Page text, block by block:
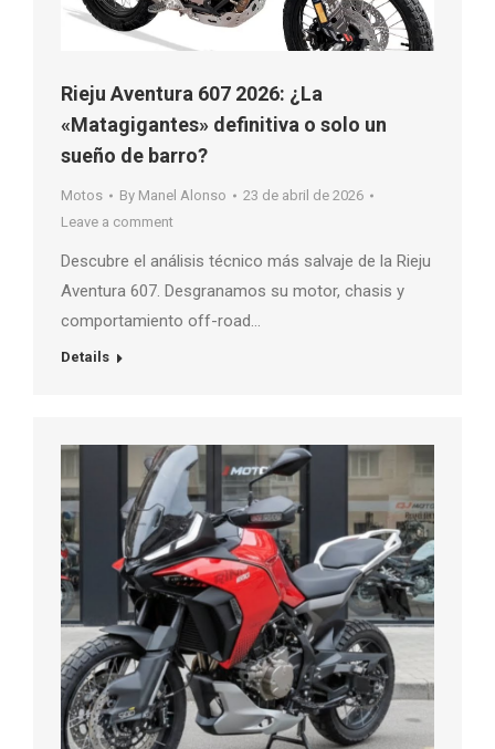
Rieju Aventura 607 2026: ¿La
«Matagigantes» definitiva o solo un
sueño de barro?
Motos By Manel Alonso
23 de abril de 2026
Leave a comment
Descubre el análisis técnico más salvaje de la Rieju
Aventura 607. Desgranamos su motor, chasis y
comportamiento off-road…
Details